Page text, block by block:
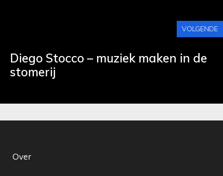
VOLGENDE
Diego Stocco – muziek maken in de
stomerij
Over